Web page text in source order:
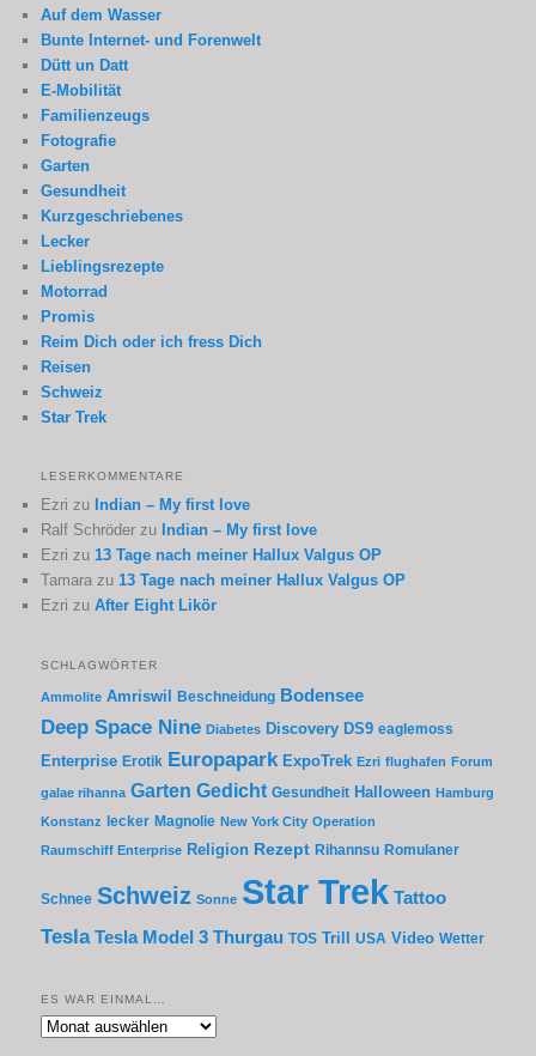
Auf dem Wasser
Bunte Internet- und Forenwelt
Dütt un Datt
E-Mobilität
Familienzeugs
Fotografie
Garten
Gesundheit
Kurzgeschriebenes
Lecker
Lieblingsrezepte
Motorrad
Promis
Reim Dich oder ich fress Dich
Reisen
Schweiz
Star Trek
LESERKOMMENTARE
Ezri zu Indian – My first love
Ralf Schröder zu Indian – My first love
Ezri zu13 Tage nach meiner Hallux Valgus OP
Tamara zu13 Tage nach meiner Hallux Valgus OP
Ezri zuAfter Eight Likör
SCHLAGWÖRTER
Ammolite Amriswil Beschneidung Bodensee
Deep Space Nine Diabetes Discovery DS9 eaglemoss
Enterprise Erotik Europapark ExpoTrek Ezri flughafen Forum
galae rihanna Garten Gedicht Gesundheit Halloween Hamburg
Konstanz lecker Magnolie New York City Operation
Raumschiff Enterprise Religion Rezept Rihannsu Romulaner
Schnee Schweiz Sonne Star Trek Tattoo
Tesla Tesla Model 3 Thurgau TOS Trill USA Video Wetter
ES WAR EINMAL…
Es